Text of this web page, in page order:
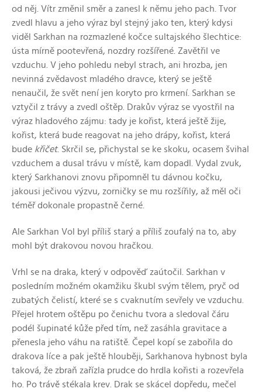
od něj. Vítr změnil směr a zanesl k němu jeho pach. Tvor
zvedl hlavu a jeho výraz byl stejný jako ten, který kdysi
viděl Sarkhan na rozmazlené kočce sultajského šlechtice:
ústa mírně pootevřená, nozdry rozšířené. Zavětřil ve
vzduchu. V jeho pohledu nebyl strach, ani hrozba, jen
nevinná zvědavost mladého dravce, který se ještě
nenaučil, že svět není jen koryto pro krmení. Sarkhan se
vztyčil z trávy a zvedl oštěp. Drakův výraz se vyostřil na
výraz hladového zájmu: tady je kořist, která ještě žije,
kořist, která bude reagovat na jeho drápy, kořist, která
bude křičet. Skrčil se, přichystal se ke skoku, ocasem švihal
vzduchem a dusal trávu v místě, kam dopadl. Vydal zvuk,
který Sarkhanovi znovu připomněl tu dávnou kočku,
jakousi ječivou výzvu, zorničky se mu rozšířily, až měl oči
téměř dokonale propastně černé.
Ale Sarkhan Vol byl příliš starý a příliš zoufalý na to, aby
mohl být drakovou novou hračkou.
Vrhl se na draka, který v odpověď zaútočil. Sarkhan v
posledním možném okamžiku škubl svým tělem, pryč od
zubatých čelistí, které se s cvaknutím sevřely ve vzduchu.
Přejel hrotem oštěpu po čenichu tvora a sledoval čáru
podél šupinaté kůže před tím, než zasáhla gravitace a
přenesla jeho váhu na ratiště. Čepel kopí se zabořila do
drakova líce a pak ještě hlouběji, Sarkhanova hybnost byla
taková, že zbraň zařízla prudce do hrdla kořisti a rozevřela
ho. Po trávě stékala krev. Drak se skácel dopředu, mečel